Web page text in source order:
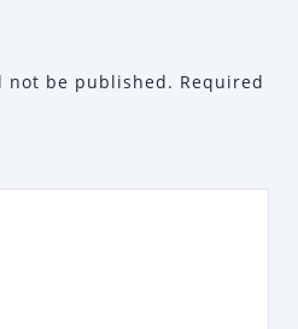
not be published. Required